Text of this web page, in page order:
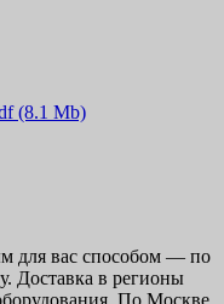
(8.1 Mb)
для вас способом — по
Доставка в регионы
По Москве